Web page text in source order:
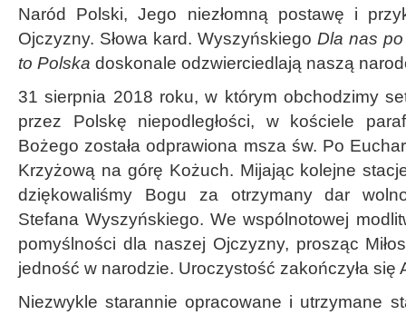
Naród Polski, Jego niezłomną postawę i
Ojczyzny. Słowa kard. Wyszyńskiego Dla nas
to Polska doskonale odzwierciedlają naszą
31 sierpnia 2018 roku, w którym obchodzimy
przez Polskę niepodległości, w kościele
Bożego została odprawiona msza św. Po
Krzyżową na górę Kożuch. Mijając kolejne
dziękowaliśmy Bogu za otrzymany dar
Stefana Wyszyńskiego. We wspólnotowej
pomyślności dla naszej Ojczyzny, prosząc
jedność w narodzie. Uroczystość zakończyła się
Niezwykle starannie opracowane i utrzymane